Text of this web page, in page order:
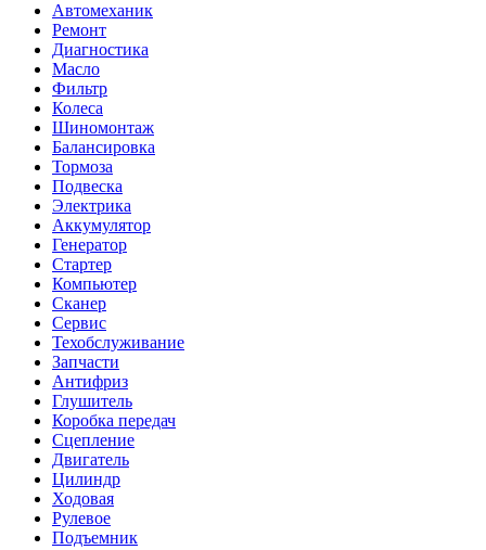
Автомеханик
Ремонт
Диагностика
Масло
Фильтр
Колеса
Шиномонтаж
Балансировка
Тормоза
Подвеска
Электрика
Аккумулятор
Генератор
Стартер
Компьютер
Сканер
Сервис
Техобслуживание
Запчасти
Антифриз
Глушитель
Коробка передач
Сцепление
Двигатель
Цилиндр
Ходовая
Рулевое
Подъемник